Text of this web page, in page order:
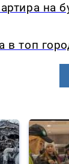
на
в топ